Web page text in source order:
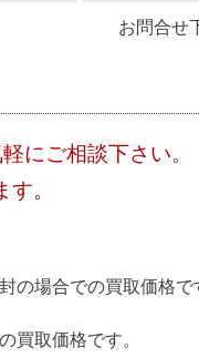
お問合せ
にご相談下さい。
。
の場合での買取価格で
買取価格です。